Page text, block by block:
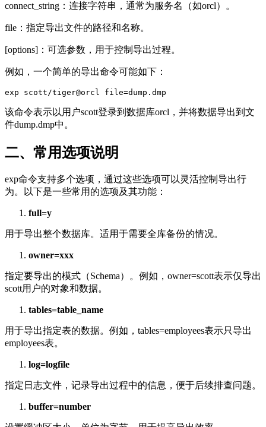
connect_string：连接字符串，通常为服务名（如orcl）。
file：指定导出文件的路径和名称。
[options]：可选参数，用于控制导出过程。
例如，一个简单的导出命令可能如下：
exp scott/tiger@orcl file=dump.dmp
该命令表示以用户scott登录到数据库orcl，并将数据导出到文
件dump.dmp中。
二、常用选项说明
exp命令支持多个选项，通过这些选项可以灵活控制导出行
为。以下是一些常用的选项及其功能：
full=y
用于导出整个数据库。适用于需要全库备份的情况。
owner=xxx
指定要导出的模式（Schema）。例如，owner=scott表示仅导出
scott用户的对象和数据。
tables=table_name
用于导出指定表的数据。例如，tables=employees表示只导出
employees表。
log=logfile
指定日志文件，记录导出过程中的信息，便于后续排查问题。
buffer=number